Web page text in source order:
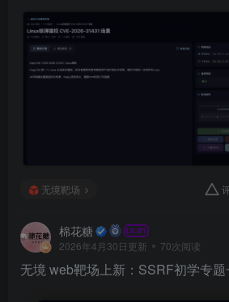
无境靶场
棉花糖
2026年4月30日更新 70次阅读
无境 web靶场上新：SSRF初学专